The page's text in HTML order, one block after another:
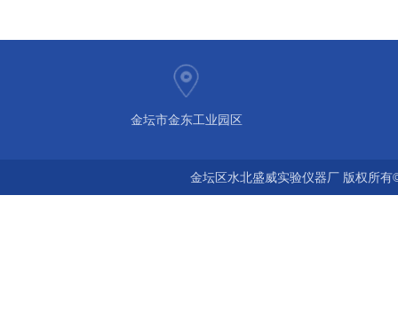
金坛市金东工业园区
金坛区水北盛威实验仪器厂 版权所